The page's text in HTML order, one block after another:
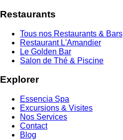
Restaurants
Tous nos Restaurants & Bars
Restaurant L'Amandier
Le Golden Bar
Salon de Thé & Piscine
Explorer
Essencia Spa
Excursions & Visites
Nos Services
Contact
Blog